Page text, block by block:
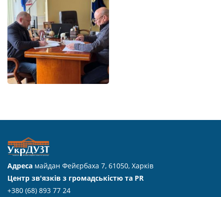
Адреса майдан Фейєрбаха 7, 61050, Харків
Центр зв'язків з громадськістю та PR
+380 (68) 893 77 24